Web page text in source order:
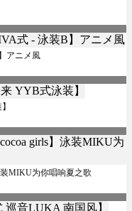
アニメ風
装MIKU为你唱响夏之歌